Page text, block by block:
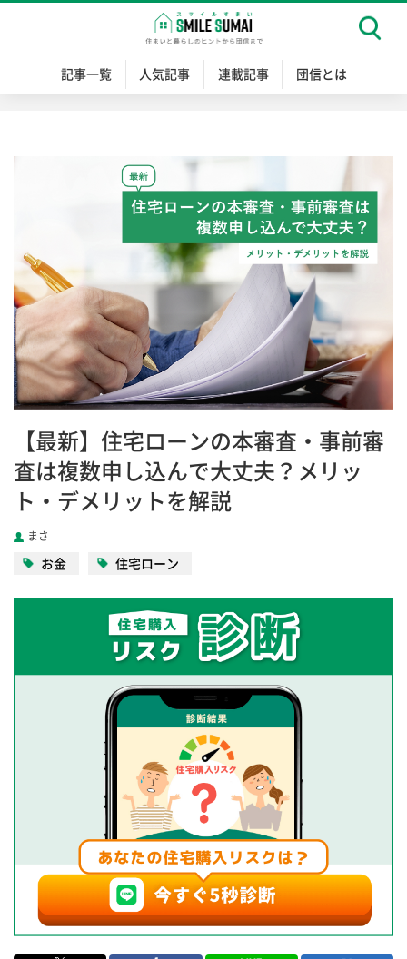
記事一覧 人気記事 連載記事 団信とは
【最新】住宅ローンの本審査・事前審
査は複数申し込んで大丈夫？メリッ
ト・デメリットを解説
まさ
お金 住宅ローン